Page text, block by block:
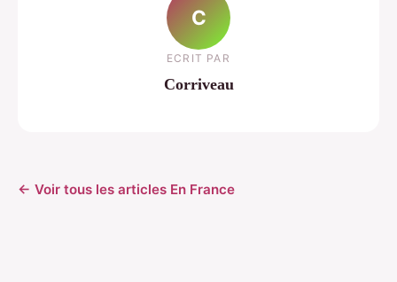
C
ECRIT PAR
Corriveau
← Voir tous les articles En France